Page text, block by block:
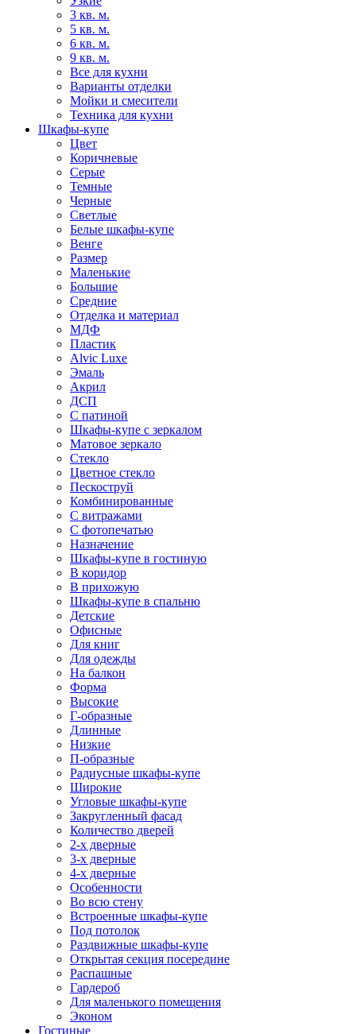
3 кв. м.
5 кв. м.
6 кв. м.
9 кв. м.
Все для кухни
Варианты отделки
Мойки и смесители
Техника для кухни
Шкафы-купе
Цвет
Коричневые
Серые
Темные
Черные
Светлые
Белые шкафы-купе
Венге
Размер
Маленькие
Большие
Средние
Отделка и материал
МДФ
Пластик
Alvic Luxe
Эмаль
Акрил
ДСП
С патиной
Шкафы-купе с зеркалом
Матовое зеркало
Стекло
Цветное стекло
Пескоструй
Комбинированные
С витражами
С фотопечатью
Назначение
Шкафы-купе в гостиную
В коридор
В прихожую
Шкафы-купе в спальню
Детские
Офисные
Для книг
Для одежды
На балкон
Форма
Высокие
Г-образные
Длинные
Низкие
П-образные
Радиусные шкафы-купе
Широкие
Угловые шкафы-купе
Закругленный фасад
Количество дверей
2-х дверные
3-х дверные
4-х дверные
Особенности
Во всю стену
Встроенные шкафы-купе
Под потолок
Раздвижные шкафы-купе
Открытая секция посередине
Распашные
Гардероб
Для маленького помещения
Эконом
Гостиные